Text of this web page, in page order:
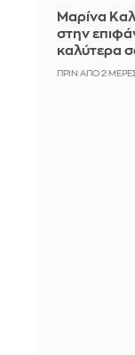
Μαρίνα
στην
καλύτερα
ΠΡΙΝ ΑΠΌ 2